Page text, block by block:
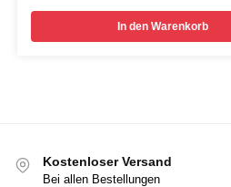
In den Warenkorb
Kostenloser Versand
Bei allen Bestellungen